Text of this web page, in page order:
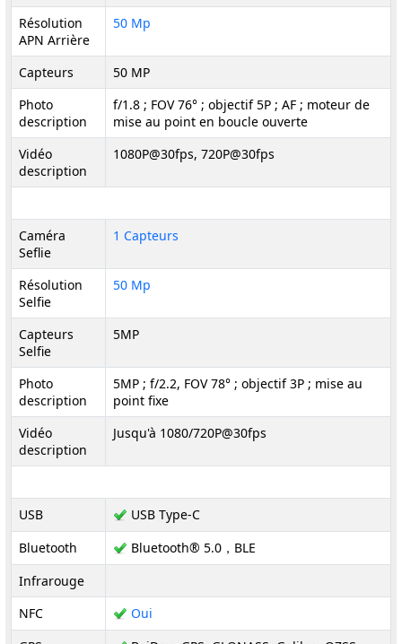
Résolution
APN Arrière
50 Mp
Capteurs
50 MP
Photo
description
f/1.8 ; FOV 76° ; objectif 5P ; AF ; moteur de
mise au point en boucle ouverte
Vidéo
description
1080P@30fps, 720P@30fps
Caméra
Seflie
1 Capteurs
Résolution
Selfie
50 Mp
Capteurs
Selfie
5MP
Photo
description
5MP ; f/2.2, FOV 78° ; objectif 3P ; mise au
point fixe
Vidéo
description
Jusqu'à 1080/720P@30fps
USB
USB Type-C
Bluetooth
Bluetooth® 5.0，BLE
Infrarouge
NFC
Oui